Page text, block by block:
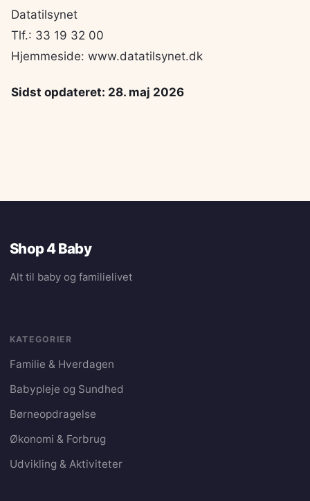
Datatilsynet
Tlf.: 33 19 32 00
Hjemmeside: www.datatilsynet.dk
Sidst opdateret: 28. maj 2026
Shop 4 Baby
Alt til baby og familielivet
KATEGORIER
Familie & Hverdagen
Babyplejе og Sundhed
Børneopdragelse
Økonomi & Forbrug
Udvikling & Aktiviteter